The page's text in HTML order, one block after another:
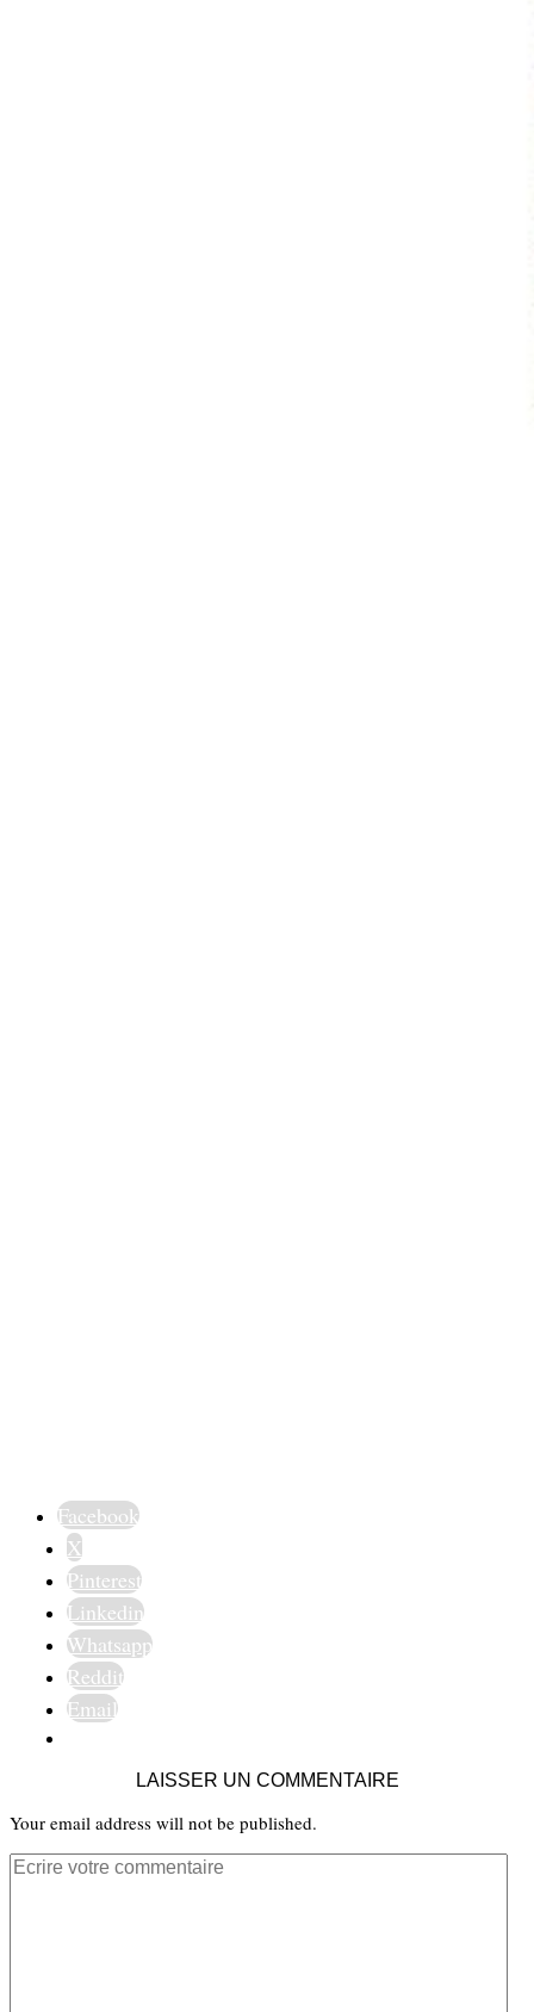
Facebook
X
Pinterest
Linkedin
Whatsapp
Reddit
Email
LAISSER UN COMMENTAIRE
Your email address will not be published.